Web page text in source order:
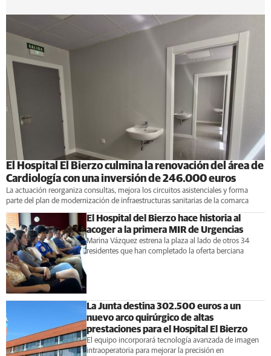
El Hospital El Bierzo culmina la renovación del área de
Cardiología con una inversión de 246.000 euros
La actuación reorganiza consultas, mejora los circuitos asistenciales y forma
parte del plan de modernización de infraestructuras sanitarias de la comarca
El Hospital del Bierzo hace historia al
acoger a la primera MIR de Urgencias
Marina Vázquez estrena la plaza al lado de otros 34
residentes que han completado la oferta berciana
La Junta destina 302.500 euros a un
nuevo arco quirúrgico de altas
prestaciones para el Hospital El Bierzo
El equipo incorporará tecnología avanzada de imagen
intraoperatoria para mejorar la precisión en